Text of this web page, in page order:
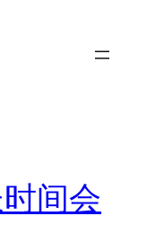
间会